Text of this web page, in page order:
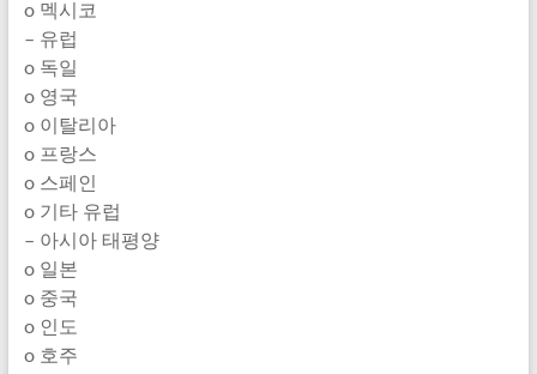
o 멕시코
– 유럽
o 독일
o 영국
o 이탈리아
o 프랑스
o 스페인
o 기타 유럽
– 아시아 태평양
o 일본
o 중국
o 인도
o 호주